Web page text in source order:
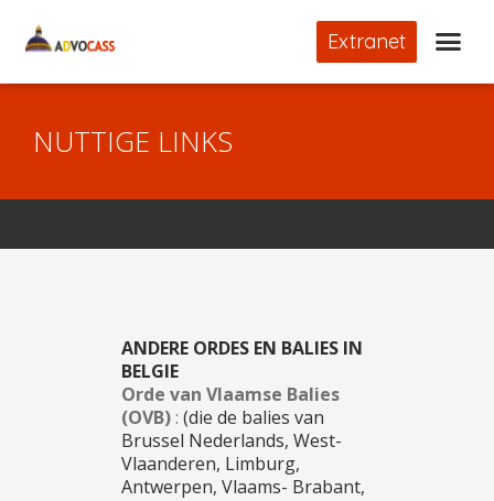
Extranet
NUTTIGE LINKS
ANDERE ORDES EN BALIES IN
BELGIE
Orde van Vlaamse Balies
(OVB): (die de balies van
Brussel Nederlands, West-
Vlaanderen, Limburg,
Antwerpen, Vlaams- Brabant,